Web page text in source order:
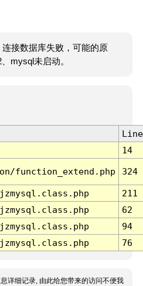
接数据库失败，可能的原
mysql未启动。
Line
14
function_extend.php 324
211
62
94
76
详细记录, 由此给您带来的访问不便我